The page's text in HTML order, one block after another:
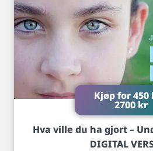
Kjøp for450
2700 kr
Hva ville du ha gjort –
DIGITAL